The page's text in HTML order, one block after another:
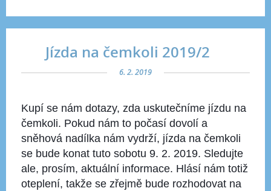
Jízda na čemkoli 2019/2
6. 2. 2019
Kupí se nám dotazy, zda uskutečníme jízdu na
čemkoli. Pokud nám to počasí dovolí a
sněhová nadílka nám vydrží, jízda na čemkoli
se bude konat tuto sobotu 9. 2. 2019. Sledujte
ale, prosím, aktuální informace. Hlásí nám totiž
oteplení, takže se zřejmě bude rozhodovat na